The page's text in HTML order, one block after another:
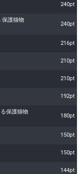
240pt
保護猫物
240pt
216pt
210pt
210pt
192pt
保護猫物
180pt
150pt
150pt
144pt